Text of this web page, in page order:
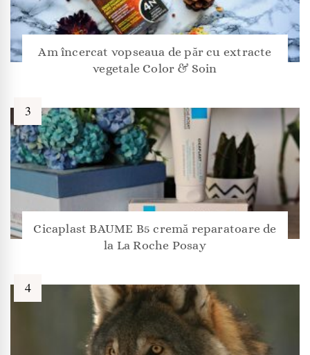
Am încercat vopseaua de păr cu extracte
vegetale Color & Soin
Cicaplast BAUME B5 cremă reparatoare de
la La Roche Posay